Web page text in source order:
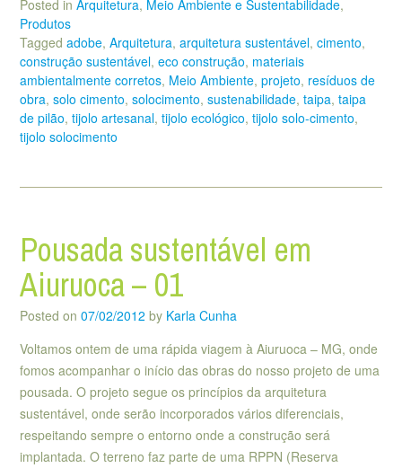
Posted in Arquitetura, Meio Ambiente e Sustentabilidade,
Produtos
Tagged adobe, Arquitetura, arquitetura sustentável, cimento,
construção sustentável, eco construção, materiais
ambientalmente corretos, Meio Ambiente, projeto, resíduos de
obra, solo cimento, solocimento, sustenabilidade, taipa, taipa
de pilão, tijolo artesanal, tijolo ecológico, tijolo solo-cimento,
tijolo solocimento
Pousada sustentável em
Aiuruoca – 01
Posted on 07/02/2012 by Karla Cunha
Voltamos ontem de uma rápida viagem à Aiuruoca – MG, onde
fomos acompanhar o início das obras do nosso projeto de uma
pousada. O projeto segue os princípios da arquitetura
sustentável, onde serão incorporados vários diferenciais,
respeitando sempre o entorno onde a construção será
implantada. O terreno faz parte de uma RPPN (Reserva